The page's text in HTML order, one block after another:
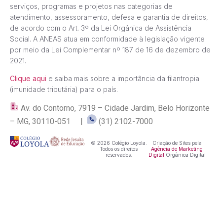
serviços, programas e projetos nas categorias de
atendimento, assessoramento, defesa e garantia de direitos,
de acordo com o Art. 3º da Lei Orgânica de Assistência
Social. A ANEAS atua em conformidade à legislação vigente
por meio da Lei Complementar nº 187 de 16 de dezembro de
2021.
Clique aqui e saiba mais sobre a importância da filantropia
(imunidade tributária) para o país.
Av. do Contorno, 7919 – Cidade Jardim, Belo Horizonte
– MG, 30110-051 |
(31) 2102-7000
© 2026 Colégio Loyola.
Todos os direitos
reservados.
Criação de Sites pela
Agência de Marketing
Digital Orgânica Digital